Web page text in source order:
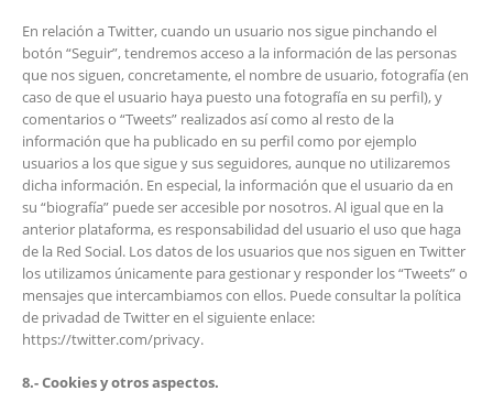
En relación a Twitter, cuando un usuario nos sigue pinchando el
botón “Seguir”, tendremos acceso a la información de las personas
que nos siguen, concretamente, el nombre de usuario, fotografía (en
caso de que el usuario haya puesto una fotografía en su perfil), y
comentarios o “Tweets” realizados así como al resto de la
información que ha publicado en su perfil como por ejemplo
usuarios a los que sigue y sus seguidores, aunque no utilizaremos
dicha información. En especial, la información que el usuario da en
su “biografía” puede ser accesible por nosotros. Al igual que en la
anterior plataforma, es responsabilidad del usuario el uso que haga
de la Red Social. Los datos de los usuarios que nos siguen en Twitter
los utilizamos únicamente para gestionar y responder los “Tweets” o
mensajes que intercambiamos con ellos. Puede consultar la política
de privadad de Twitter en el siguiente enlace:
https://twitter.com/privacy.
8.- Cookies y otros aspectos.